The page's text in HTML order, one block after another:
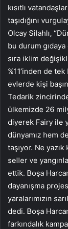
kısıtlı
taşıdığını
Olcay Silahlı,
bu durum
sıra iklim
%11’inden de
evlerde kişi
Tedarik
ülkemizde 26
diyerek Fairy ile
dünyamız hem
taşıyor. Ne
seller ve
ettik. Boşa
dayanışma
yaralarımızın
dedi. Boşa
farkındalık